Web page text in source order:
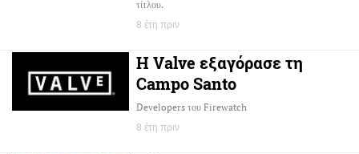
τίτλου.
8 έτη πριν
Η Valve εξαγόρασε τη
Campo Santo
Developers του Firewatch
8 έτη πριν